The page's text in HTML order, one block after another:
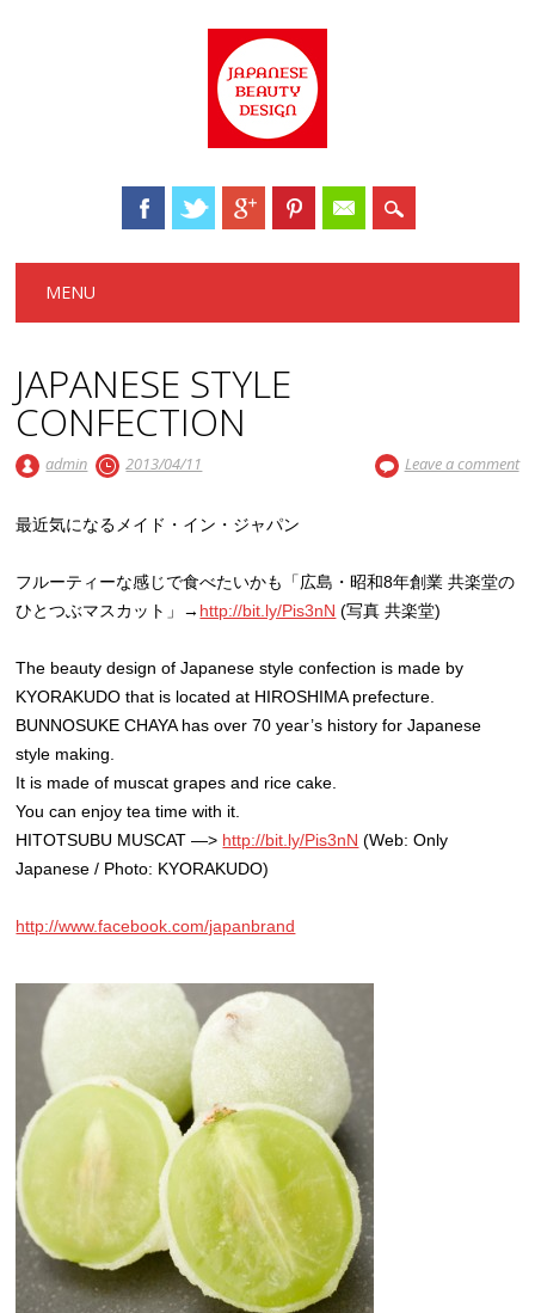
Main menu
MENU
JAPANESE STYLE
CONFECTION
admin 2013/04/11 Leave a comment
最近気になるメイド・イン・ジャパン
フルーティーな感じで食べたいかも「広島・昭和8年創業 共楽堂の
ひとつぶマスカット」→ http://bit.ly/Pis3nN (写真 共楽堂)
The beauty design of Japanese style confection is made by
KYORAKUDO that is located at HIROSHIMA prefecture.
BUNNOSUKE CHAYA has over 70 year’s history for Japanese
style making.
It is made of muscat grapes and rice cake.
You can enjoy tea time with it.
HITOTSUBU MUSCAT —> http://bit.ly/Pis3nN (Web: Only
Japanese / Photo: KYORAKUDO)
http://www.facebook.com/japanbrand